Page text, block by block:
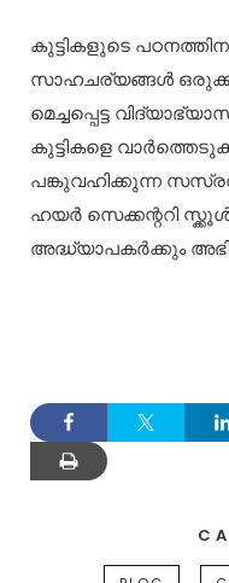
കുട്ടികളുടെ
സാഹചര്യങ്ങൾ
മെച്ചപ്പെട്ട
കുട്ടികളെ
പങ്കുവഹിക്കുന്ന
ഹയർ സെക്കന്ററി
അദ്ധ്യാപകർക്കും